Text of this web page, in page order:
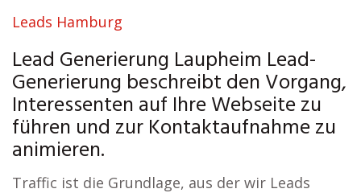
Leads Hamburg
Lead Generierung Laupheim Lead-
Generierung beschreibt den Vorgang,
Interessenten auf Ihre Webseite zu
führen und zur Kontaktaufnahme zu
animieren.
Traffic ist die Grundlage, aus der wir Leads